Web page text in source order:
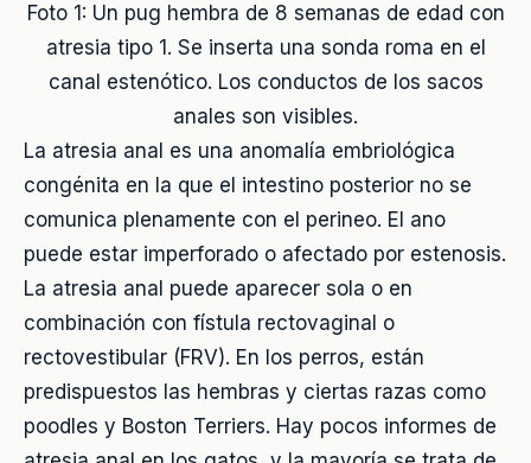
Foto 1: Un pug hembra de 8 semanas de edad con
atresia tipo 1. Se inserta una sonda roma en el
canal estenótico. Los conductos de los sacos
anales son visibles.
La atresia anal es una anomalía embriológica
congénita en la que el intestino posterior no se
comunica plenamente con el perineo. El ano
puede estar imperforado o afectado por estenosis.
La atresia anal puede aparecer sola o en
combinación con fístula rectovaginal o
rectovestibular (FRV). En los perros, están
predispuestos las hembras y ciertas razas como
poodles y Boston Terriers. Hay pocos informes de